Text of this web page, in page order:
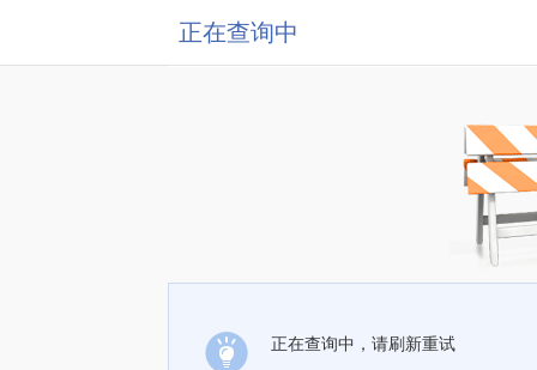
正在查询中
正在查询中，请刷新重试